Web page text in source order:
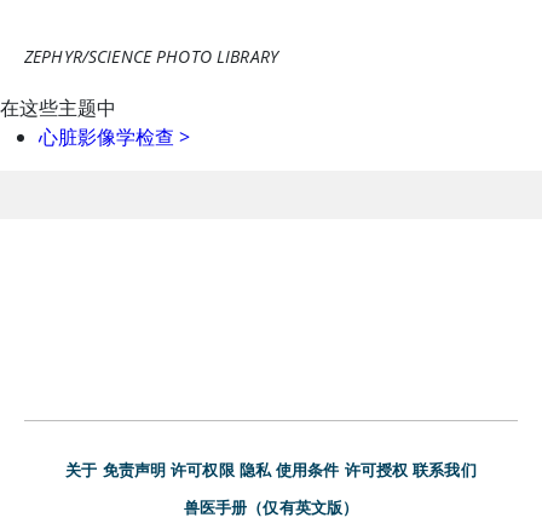
ZEPHYR/SCIENCE PHOTO LIBRARY
在这些主题中
心脏影像学检查 >
关于 免责声明 许可权限 隐私 使用条件 许可授权 联系我们
兽医手册（仅有英文版）